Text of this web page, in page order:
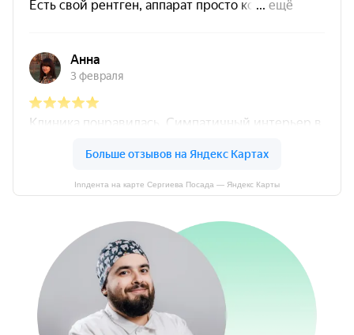
Innдента на карте Сергиева Посада — Яндекс Карты